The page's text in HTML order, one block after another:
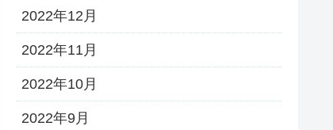
2022年12月
2022年11月
2022年10月
2022年9月